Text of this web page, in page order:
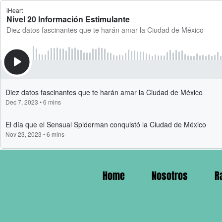
Home Nosotros